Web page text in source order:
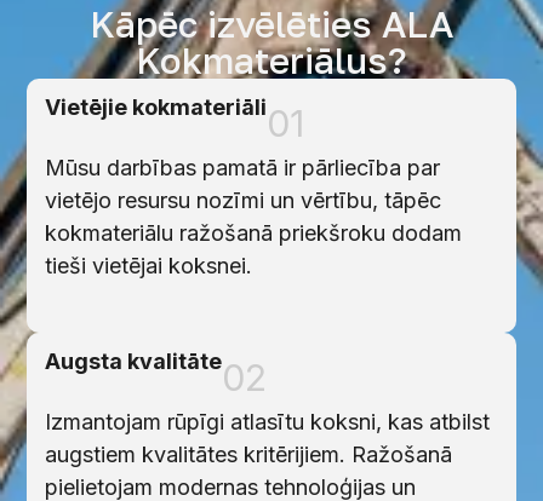
Kāpēc izvēlēties ALA
Kokmateriālus?
Vietējie kokmateriāli01
Mūsu darbības pamatā ir pārliecība par
vietējo resursu nozīmi un vērtību, tāpēc
kokmateriālu ražošanā priekšroku dodam
tieši vietējai koksnei.
Augsta kvalitāte02
Izmantojam rūpīgi atlasītu koksni, kas atbilst
augstiem kvalitātes kritērijiem. Ražošanā
pielietojam modernas tehnoloģijas un